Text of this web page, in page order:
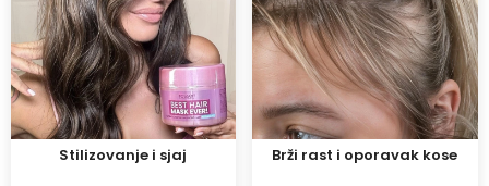
Stilizovanje i sjaj Brži rast i oporavak kose